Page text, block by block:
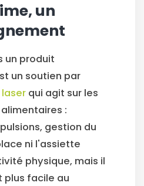
un
un produit
un soutien par
qui agit sur les
:
gestion du
ni l'assiette
physique, mais il
plus facile au